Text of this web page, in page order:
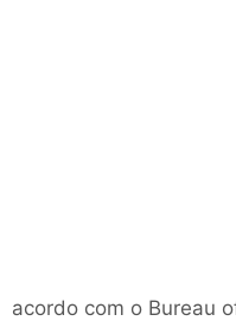
acordo com o Bureau